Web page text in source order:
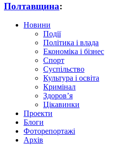
Полтавщина:
Новини
Події
Політика і влада
Економіка і бізнес
Спорт
Суспільство
Культура і освіта
Кримінал
Здоров’я
Цікавинки
Проекти
Блоги
Фоторепортажі
Архів